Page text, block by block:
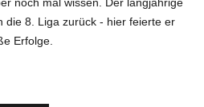
die 8. Liga zurück - hier feierte er
Erfolge.